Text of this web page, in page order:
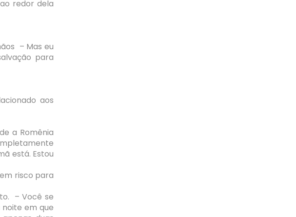
redor dela
– Mas eu
para
aos
a Romênia
está. Estou
risco para
– Você se
em que